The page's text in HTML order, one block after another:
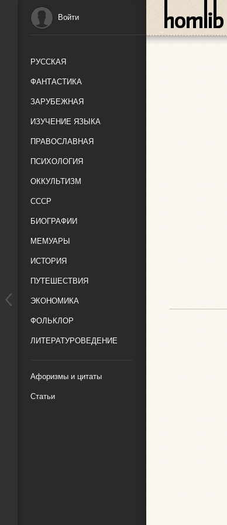
Войти
РУССКАЯ
ФАНТАСТИКА
ЗАРУБЕЖНАЯ
ИЗУЧЕНИЕ ЯЗЫКА
ПРАВОСЛАВНАЯ
ПСИХОЛОГИЯ
ОККУЛЬТИЗМ
СССР
БИОГРАФИИ
МЕМУАРЫ
ИСТОРИЯ
ПУТЕШЕСТВИЯ
ЭКОНОМИКА
ФОЛЬКЛОР
ЛИТЕРАТУРОВЕДЕНИЕ
Афоризмы и цитаты
Статьи